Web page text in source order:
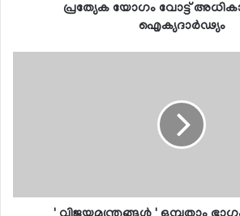
പ്രത്യേക യോഗം വോട്ട്
ഐക്യദാര്‍ഢ്യം